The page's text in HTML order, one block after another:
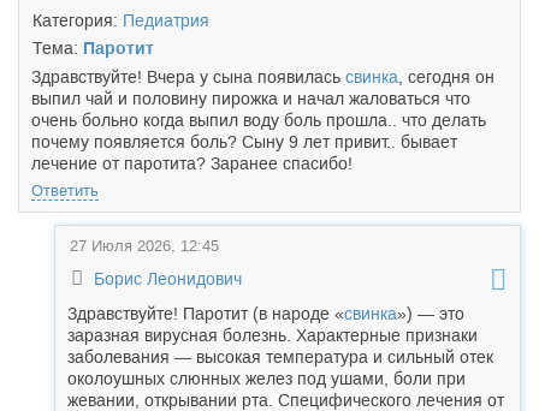
Категория: Педиатрия
Тема: Паротит
Здравствуйте! Вчера у сына появилась свинка , сегодня он
выпил чай и половину пирожка и начал жаловаться что
очень больно когда выпил воду боль прошла.. что делать
почему появляется боль? Сыну 9 лет привит.. бывает
лечение от паротита? Заранее спасибо!
Ответить
27 Июля 2026, 12:45
Борис Леонидович
Здравствуйте! Паротит (в народе «свинка») — это
заразная вирусная болезнь. Характерные признаки
заболевания — высокая температура и сильный отек
околоушных слюнных желез под ушами, боли при
жевании, открывании рта. Специфического лечения от